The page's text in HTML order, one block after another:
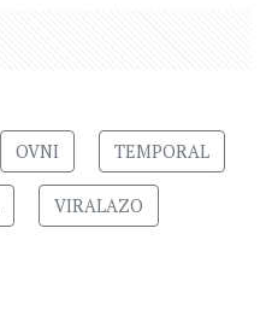
OVNI TEMPORAL
VIRALAZO